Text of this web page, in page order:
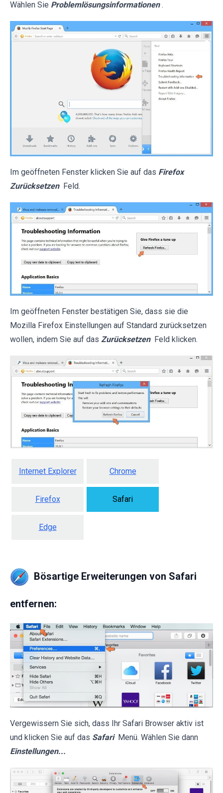
Wählen Sie Problemlösungsinformationen .
Im geöffneten Fenster klicken Sie auf das Firefox
Zurücksetzen Feld.
Im geöffneten Fenster bestätigen Sie, dass sie die
Mozilla Firefox Einstellungen auf Standard zurücksetzen
wollen, indem Sie auf das Zurücksetzen Feld klicken.
Internet Explorer Chrome
Firefox Safari
Edge
Bösartige Erweiterungen von Safari
entfernen:
Vergewissern Sie sich, dass Ihr Safari Browser aktiv ist
und klicken Sie auf das Safari Menü. Wählen Sie dann
Einstellungen...